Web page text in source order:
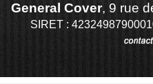
General Cover, 9 rue
SIRET :